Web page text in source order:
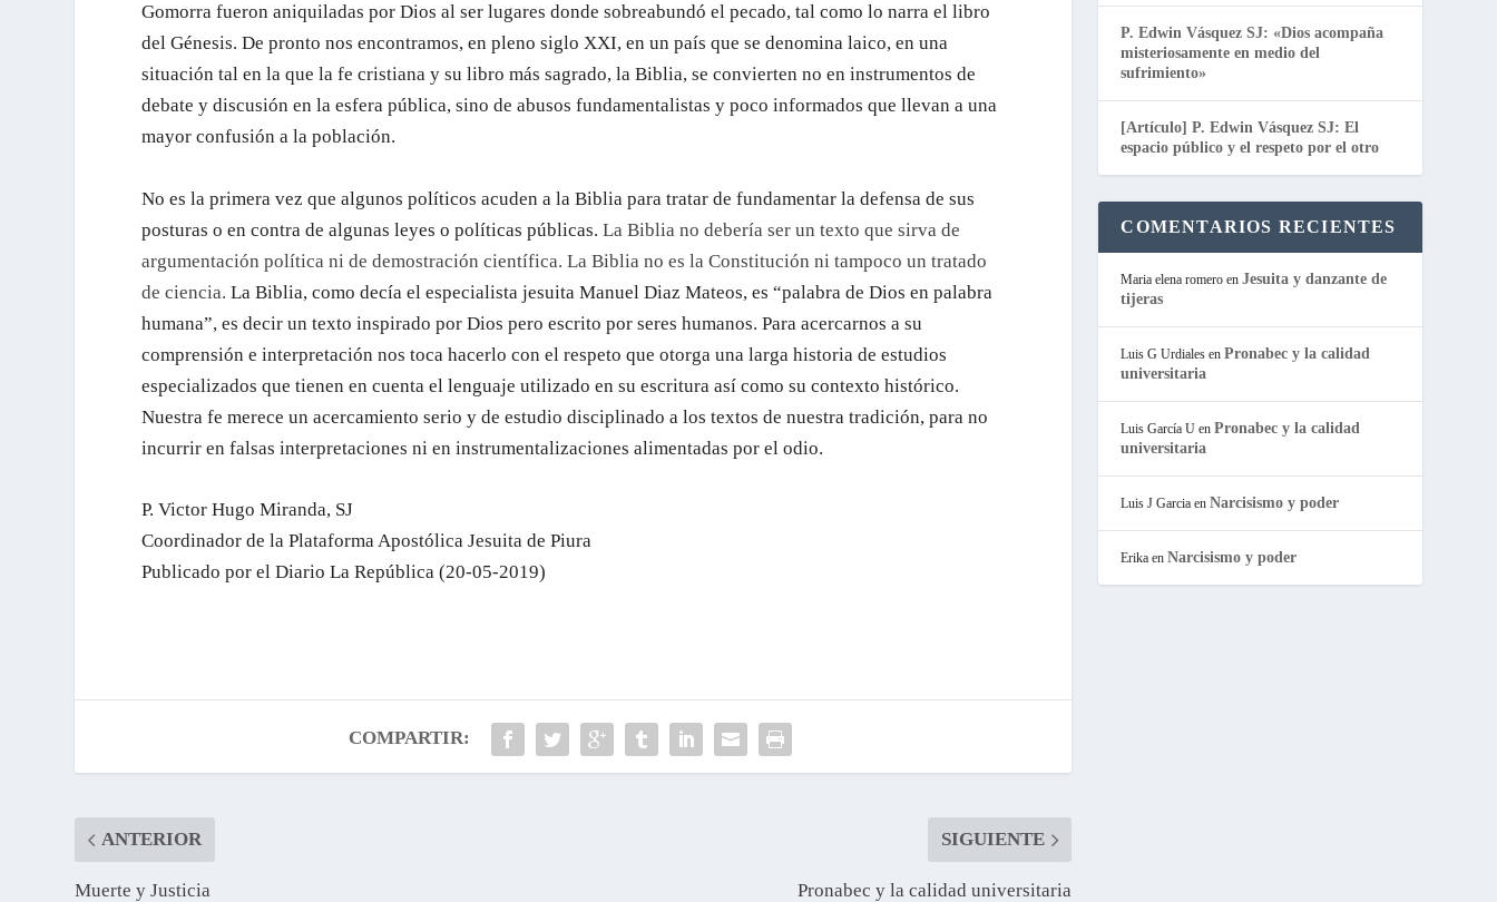
Gomorra fueron aniquiladas por Dios al ser lugares donde sobreabundó el pecado, tal como lo narra el libro
del Génesis. De pronto nos encontramos, en pleno siglo XXI, en un país que se denomina laico, en una
situación tal en la que la fe cristiana y su libro más sagrado, la Biblia, se convierten no en instrumentos de
debate y discusión en la esfera pública, sino de abusos fundamentalistas y poco informados que llevan a una
mayor confusión a la población.
No es la primera vez que algunos políticos acuden a la Biblia para tratar de fundamentar la defensa de sus
posturas o en contra de algunas leyes o políticas públicas.La Biblia no debería ser un texto que sirva de
argumentación política ni de demostración científica. La Biblia no es la Constitución ni tampoco un tratado
de ciencia.La Biblia, como decía el especialista jesuita Manuel Diaz Mateos, es “palabra de Dios en palabra
humana”, es decir un texto inspirado por Dios pero escrito por seres humanos. Para acercarnos a su
comprensión e interpretación nos toca hacerlo con el respeto que otorga una larga historia de estudios
especializados que tienen en cuenta el lenguaje utilizado en su escritura así como su contexto histórico.
Nuestra fe merece un acercamiento serio y de estudio disciplinado a los textos de nuestra tradición, para no
incurrir en falsas interpretaciones ni en instrumentalizaciones alimentadas por el odio.
P. Victor Hugo Miranda, SJ
Coordinador de la Plataforma Apostólica Jesuita de Piura
Publicado por el Diario La República (20-05-2019)
COMPARTIR:
ANTERIOR
Muerte y Justicia
SIGUIENTE
Pronabec y la calidad universitaria
P. Edwin Vásquez SJ: «Dios acompaña
misteriosamente en medio del
sufrimiento»
[Artículo] P. Edwin Vásquez SJ: El
espacio público y el respeto por el otro
COMENTARIOS RECIENTES
Maria elena romero enJesuita y danzante de
tijeras
Luis G Urdiales enPronabec y la calidad
universitaria
Luis García U enPronabec y la calidad
universitaria
Luis J Garcia enNarcisismo y poder
Erika enNarcisismo y poder